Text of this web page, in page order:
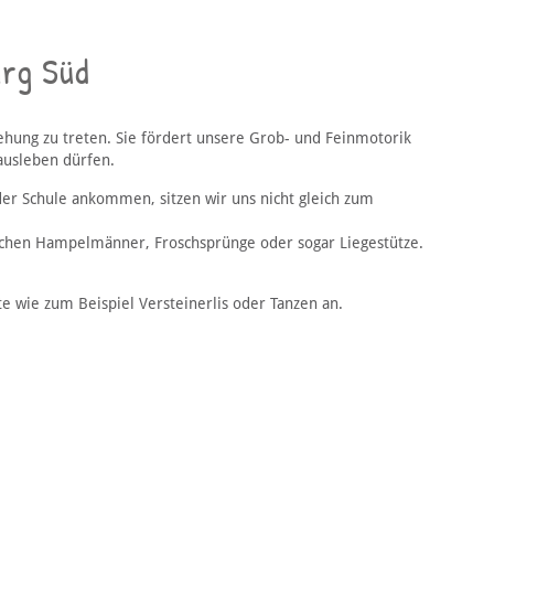
Süd
zu treten. Sie fördert unsere Grob- und Feinmotorik
dürfen.
Schule ankommen, sitzen wir uns nicht gleich zum
Hampelmänner, Froschsprünge oder sogar Liegestütze.
wie zum Beispiel Versteinerlis oder Tanzen an.